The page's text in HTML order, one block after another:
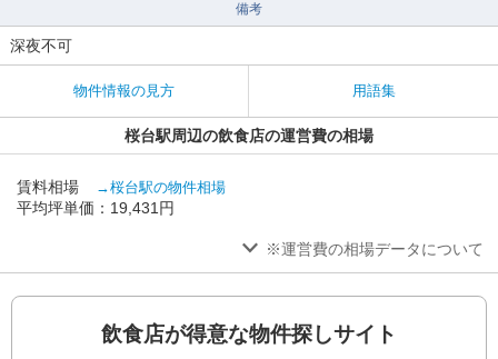
備考
深夜不可
物件情報の見方 用語集
桜台駅周辺の飲食店の運営費の相場
賃料相場 →桜台駅の物件相場
平均坪単価：19,431円
※運営費の相場データについて
飲食店が得意な物件探しサイト